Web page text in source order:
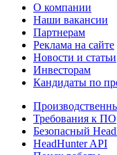
О компании
Наши вакансии
Партнерам
Реклама на сайте
Новости и статьи
Инвесторам
Кандидаты по
Требования к ПО
Безопасный
HeadHunter API